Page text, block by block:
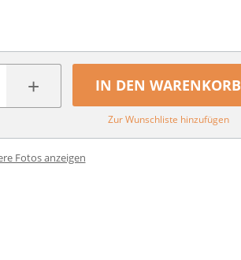
+ IN DEN WARENKORB
Zur Wunschliste hinzufügen
Fotos anzeigen